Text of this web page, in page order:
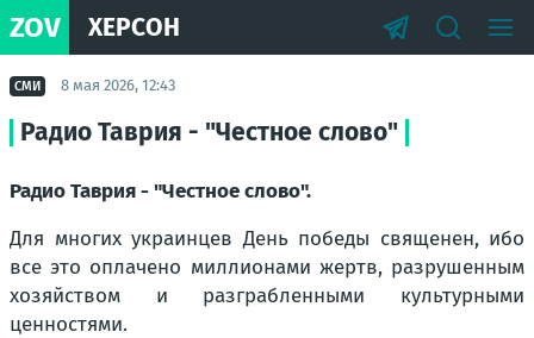
ZOV ХЕРСОН
СМИ 8 мая 2026, 12:43
Радио Таврия - "Честное слово"
Радио Таврия - "Честное слово".
Для многих украинцев День победы священен, ибо
все это оплачено миллионами жертв, разрушенным
хозяйством и разграбленными культурными
ценностями.